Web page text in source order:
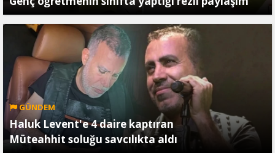
GÜNDEM
Haluk Levent'e 4 daire kaptıran
Müteahhit soluğu savcılıkta aldı